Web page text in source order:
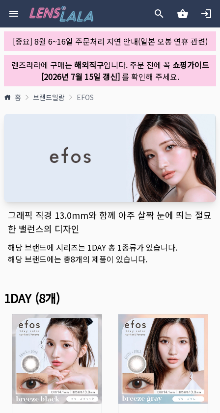
[중요] 8월 6~16일 주문처리 지연 안내(일본 오봉 연휴 관련)
렌즈라라에 구매는 해외직구입니다. 주문 전에 꼭 쇼핑가이드
[2026년 7월 15일 갱신]를 확인해 주세요.
홈 브랜드일람 EFOS
그래픽 직경 13.0mm와 함께 아주 살짝 눈에 띄는 절묘
한 밸런스의 디자인
해당 브랜드에 시리즈는 1DAY 총 1종류가 있습니다.
해당 브랜드에는 총8개의 제품이 있습니다.
1DAY(8개)